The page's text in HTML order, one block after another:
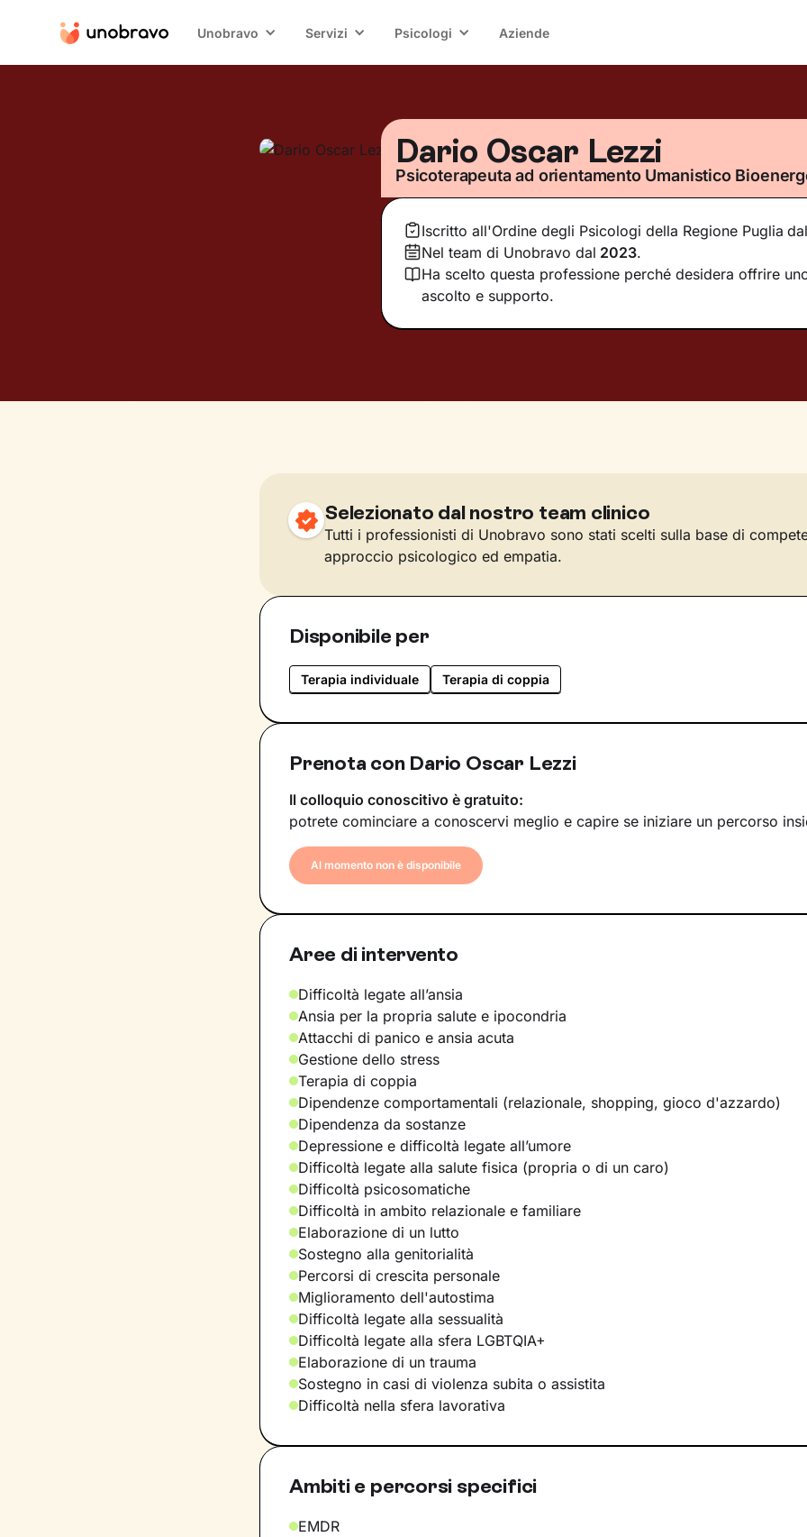
Unobravo Servizi Psicologi Aziende
Dario Oscar Lezzi
Psicoterapeuta ad orientamento Umanistico
Iscritto all'Ordine degli Psicologi della Regione Puglia dal
Nel team di Unobravo dal 2023.
Ha scelto questa professione perché desidera offrire
ascolto e supporto.
Selezionato dal nostro team clinico
Tutti i professionisti di Unobravo sono stati scelti sulla base di
approccio psicologico ed empatia.
Disponibile per
Terapia individuale Terapia di coppia
Prenota con Dario Oscar Lezzi
Il colloquio conoscitivo è gratuito:
potrete cominciare a conoscervi meglio e capire se iniziare un percorso
Al momento non è disponibile
Aree di intervento
Difficoltà legate all’ansia
Ansia per la propria salute e ipocondria
Attacchi di panico e ansia acuta
Gestione dello stress
Terapia di coppia
Dipendenze comportamentali (relazionale, shopping, gioco d'azzardo)
Dipendenza da sostanze
Depressione e difficoltà legate all’umore
Difficoltà legate alla salute fisica (propria o di un caro)
Difficoltà psicosomatiche
Difficoltà in ambito relazionale e familiare
Elaborazione di un lutto
Sostegno alla genitorialità
Percorsi di crescita personale
Miglioramento dell'autostima
Difficoltà legate alla sessualità
Difficoltà legate alla sfera LGBTQIA+
Elaborazione di un trauma
Sostegno in casi di violenza subita o assistita
Difficoltà nella sfera lavorativa
Ambiti e percorsi specifici
EMDR